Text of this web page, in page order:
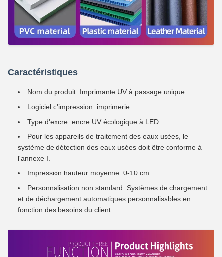
Caractéristiques
Nom du produit: Imprimante UV à passage unique
Logiciel d'impression: imprimerie
Type d'encre: encre UV écologique à LED
Pour les appareils de traitement des eaux usées, le
système de détection des eaux usées doit être conforme à
l'annexe I.
Impression hauteur moyenne: 0-10 cm
Personnalisation non standard: Systèmes de chargement
et de déchargement automatiques personnalisables en
fonction des besoins du client